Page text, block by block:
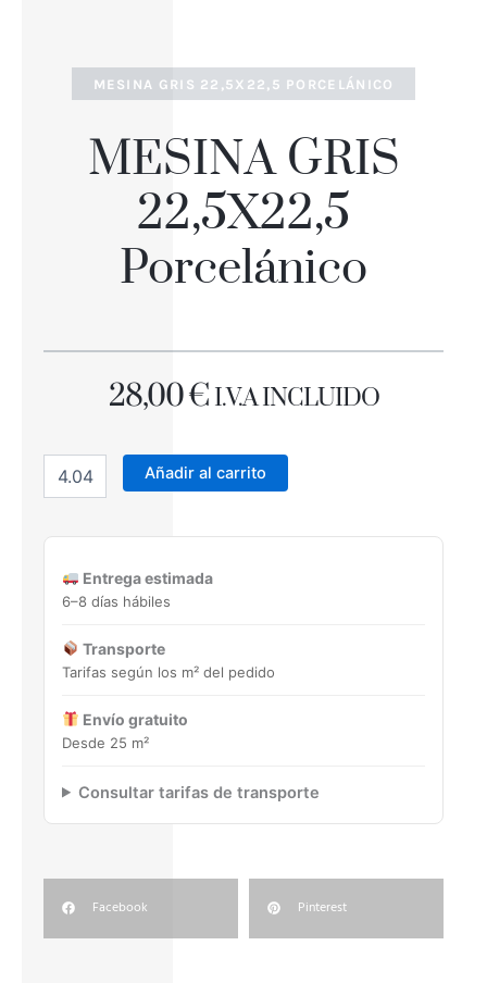
MESINA GRIS 22,5X22,5 PORCELÁNICO
MESINA GRIS
22,5X22,5
Porcelánico
28,00€ I.V.A INCLUIDO
MESINA
GRIS
22,5X22,5
cantidad
Añadir al carrito
Entrega estimada
6–8 días hábiles
Transporte
Tarifas según los m² del pedido
Envío gratuito
Desde 25 m²
Consultar tarifas de transporte
Facebook Pinterest